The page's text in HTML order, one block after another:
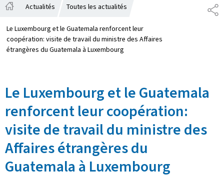
P
A
c
c
u
Actualités Toutes les actualités
Le Luxembourg et le Guatemala renforcent leur
coopération: visite de travail du ministre des Affaires
étrangères du Guatemala à Luxembourg
Le Luxembourg et le Guatemala
renforcent leur coopération:
visite de travail du ministre des
Affaires étrangères du
Guatemala à Luxembourg